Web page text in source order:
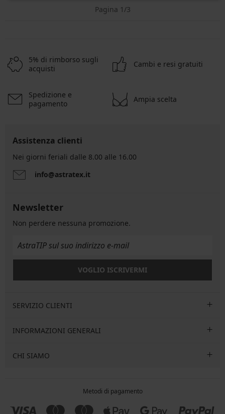
Pagina 1/3
5% di rimborso sugli
acquisti
Cambi e resi gratuiti
Spedizione e
pagamento
Ampia scelta
Assistenza clienti
Nei giorni feriali dalle 8.00 alle 16.00
info@astratex.it
Newsletter
Non perdere nessuna promozione.
VOGLIO ISCRIVERMI
SERVIZIO CLIENTI
INFORMAZIONI GENERALI
CHI SIAMO
Metodi di pagamento